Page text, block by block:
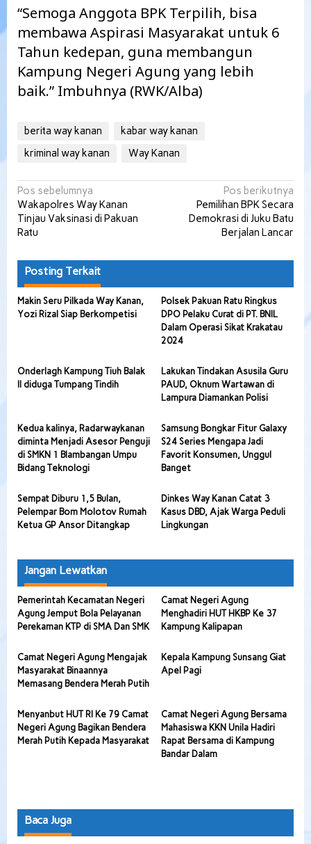
“Semoga Anggota BPK Terpilih, bisa
membawa Aspirasi Masyarakat untuk 6
Tahun kedepan, guna membangun
Kampung Negeri Agung yang lebih
baik.” Imbuhnya (RWK/Alba)
berita way kanan
kabar way kanan
kriminal way kanan
Way Kanan
Navigasi
pos
Pos sebelumnya
Wakapolres Way Kanan
Tinjau Vaksinasi di Pakuan
Ratu
Pos berikutnya
Pemilihan BPK Secara
Demokrasi di Juku Batu
Berjalan Lancar
Posting Terkait
Makin Seru Pilkada Way Kanan,
Yozi Rizal Siap Berkompetisi
Polsek Pakuan Ratu Ringkus
DPO Pelaku Curat di PT. BNIL
Dalam Operasi Sikat Krakatau
2024
Onderlagh Kampung Tiuh Balak
II diduga Tumpang Tindih
Lakukan Tindakan Asusila Guru
PAUD, Oknum Wartawan di
Lampura Diamankan Polisi
Kedua kalinya, Radarwaykanan
diminta Menjadi Asesor Penguji
di SMKN 1 Blambangan Umpu
Bidang Teknologi
Samsung Bongkar Fitur Galaxy
S24 Series Mengapa Jadi
Favorit Konsumen, Unggul
Banget
Sempat Diburu 1,5 Bulan,
Pelempar Bom Molotov Rumah
Ketua GP Ansor Ditangkap
Dinkes Way Kanan Catat 3
Kasus DBD, Ajak Warga Peduli
Lingkungan
Jangan Lewatkan
Pemerintah Kecamatan Negeri
Agung Jemput Bola Pelayanan
Perekaman KTP di SMA Dan SMK
Camat Negeri Agung
Menghadiri HUT HKBP Ke 37
Kampung Kalipapan
Camat Negeri Agung Mengajak
Masyarakat Binaannya
Memasang Bendera Merah Putih
Kepala Kampung Sunsang Giat
Apel Pagi
Menyanbut HUT RI Ke 79 Camat
Negeri Agung Bagikan Bendera
Merah Putih Kepada Masyarakat
Camat Negeri Agung Bersama
Mahasiswa KKN Unila Hadiri
Rapat Bersama di Kampung
Bandar Dalam
Baca Juga